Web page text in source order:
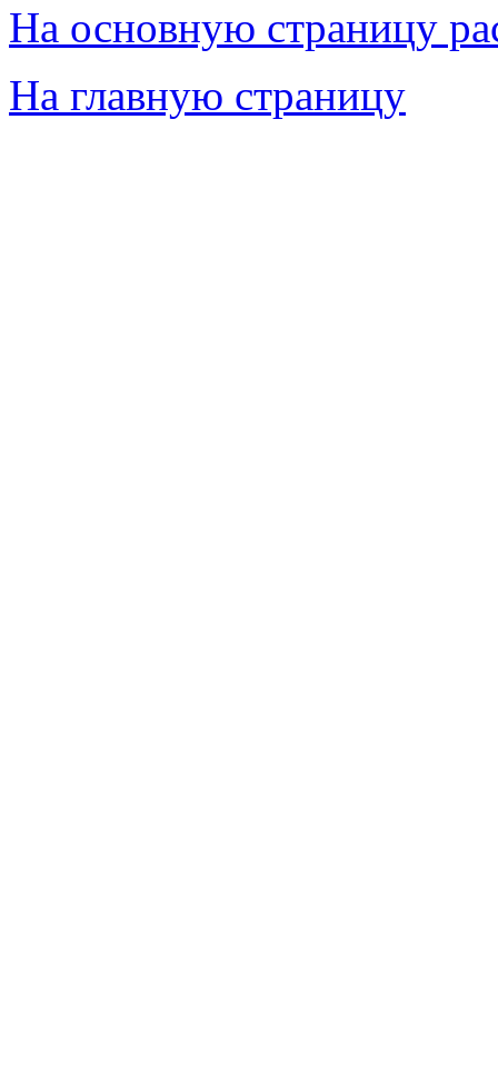
На основную страницу
На главную страницу